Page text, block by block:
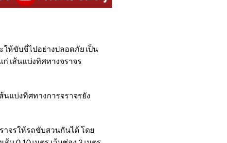
ขับขี่ไปอย่างปลอดภัย เป็น
เส้นแบ่งทิศทางจราจร
แบ่งทิศทางการจราจรยัง
าจรให้รถขับสวนกันได้ โดย